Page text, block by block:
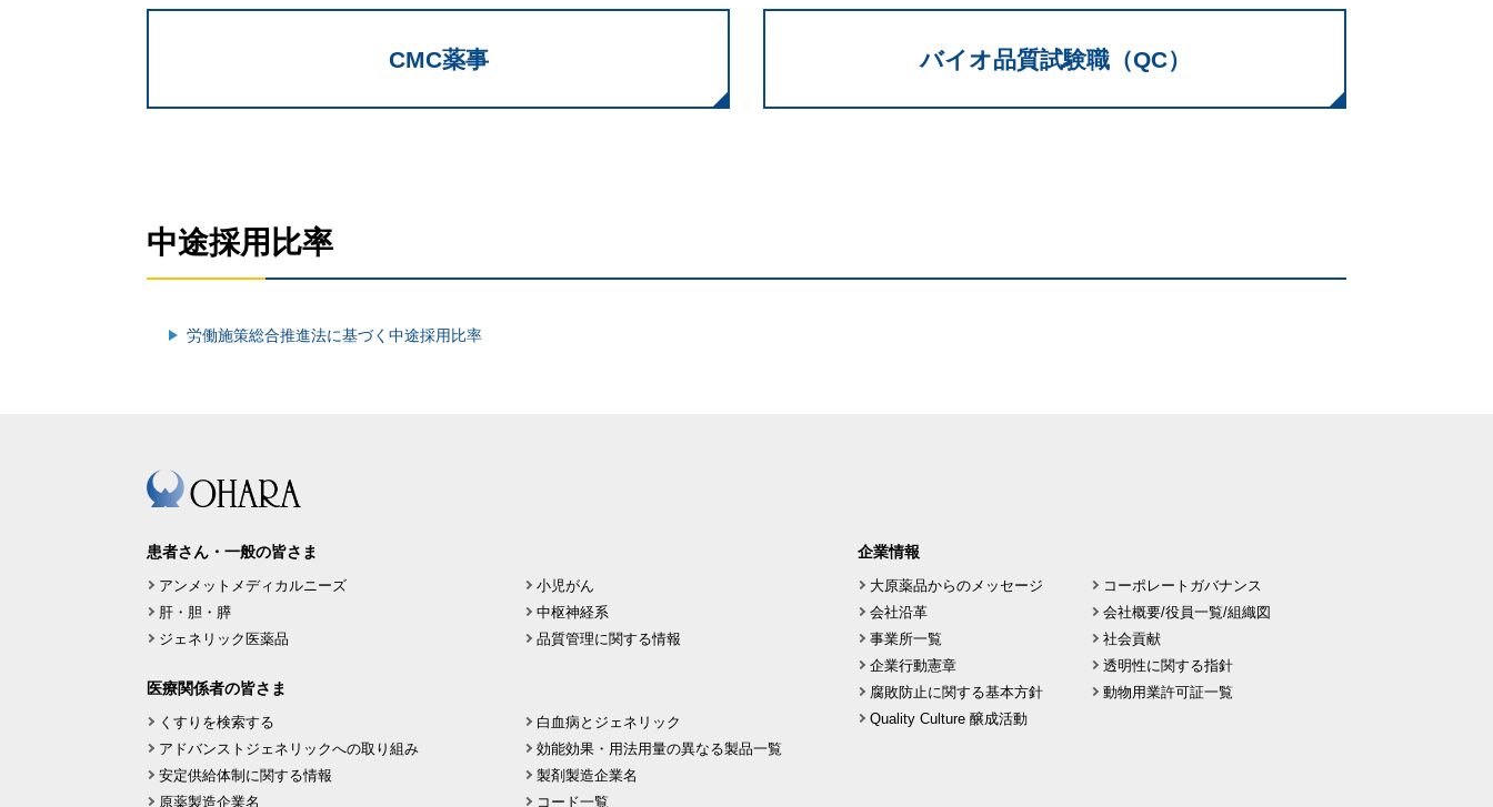
CMC薬事 バイオ品質試験職（QC）
中途採用比率
労働施策総合推進法に基づく中途採用比率
患者さん・一般の皆さま
アンメットメディカルニーズ
小児がん
肝・胆・膵
中枢神経系
ジェネリック医薬品
品質管理に関する情報
医療関係者の皆さま
くすりを検索する
白血病とジェネリック
アドバンストジェネリックへの取り組み
効能効果・用法用量の異なる製品一覧
安定供給体制に関する情報
製剤製造企業名
原薬製造企業名
コード一覧
企業情報
大原薬品からのメッセージ
コーポレートガバナンス
会社沿革
会社概要/役員一覧/組織図
事業所一覧
社会貢献
企業行動憲章
透明性に関する指針
腐敗防止に関する基本方針
動物用業許可証一覧
Quality Culture 醸成活動